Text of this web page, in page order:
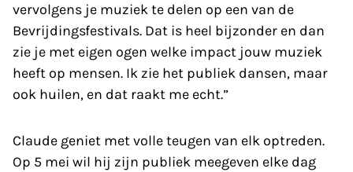
vervolgens je muziek te delen op een van de
Bevrijdingsfestivals. Dat is heel bijzonder en dan
zie je met eigen ogen welke impact jouw muziek
heeft op mensen. Ik zie het publiek dansen, maar
ook huilen, en dat raakt me echt.”
Claude geniet met volle teugen van elk optreden.
Op 5 mei wil hij zijn publiek meegeven elke dag